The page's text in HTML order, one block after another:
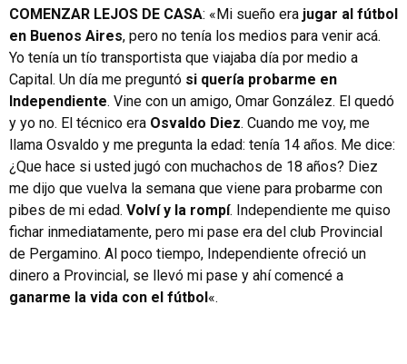
COMENZAR LEJOS DE CASA: «Mi sueño era jugar al fútbol
en Buenos Aires, pero no tenía los medios para venir acá.
Yo tenía un tío transportista que viajaba día por medio a
Capital. Un día me preguntó si quería probarme en
Independiente. Vine con un amigo, Omar González. El quedó
y yo no. El técnico era Osvaldo Diez. Cuando me voy, me
llama Osvaldo y me pregunta la edad: tenía 14 años. Me dice:
¿Que hace si usted jugó con muchachos de 18 años? Diez
me dijo que vuelva la semana que viene para probarme con
pibes de mi edad. Volví y la rompí. Independiente me quiso
fichar inmediatamente, pero mi pase era del club Provincial
de Pergamino. Al poco tiempo, Independiente ofreció un
dinero a Provincial, se llevó mi pase y ahí comencé a
ganarme la vida con el fútbol«.